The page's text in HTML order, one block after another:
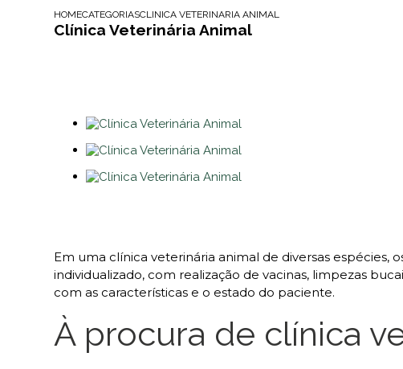
HOMECATEGORIASCLINICA VETERINARIA ANIMAL
Clínica Veterinária Animal
Em uma clínica veterinária animal de diversas
individualizado, com realização de vacinas, limpezas
com as características e o estado do paciente.
À procura de clínica